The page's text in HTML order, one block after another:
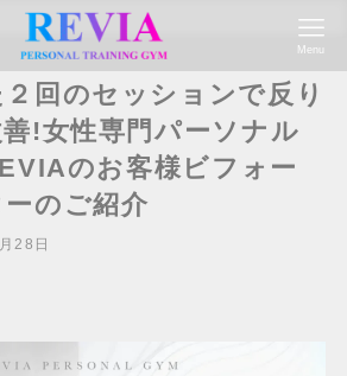
Menu
回のセッションで反り
!女性専門パーソナル
のお客様ビフォー
のご紹介
28日